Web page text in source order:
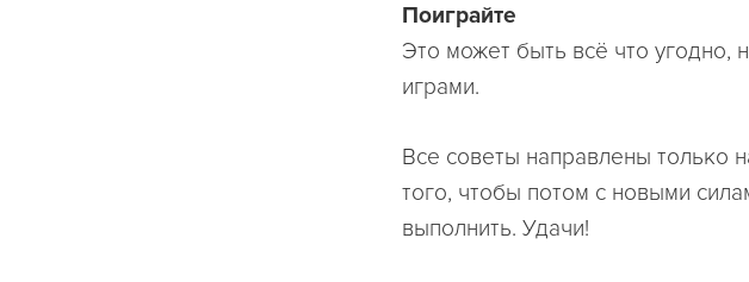
Поиграйте
Это может быть всё что угодно,
играми.
Все советы направлены только
того, чтобы потом с новыми
выполнить. Удачи!